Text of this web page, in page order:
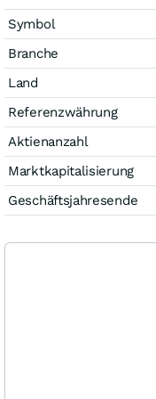
Symbol
Branche
Land
Referenzwährung
Aktienanzahl
Marktkapitalisierung
Geschäftsjahresende